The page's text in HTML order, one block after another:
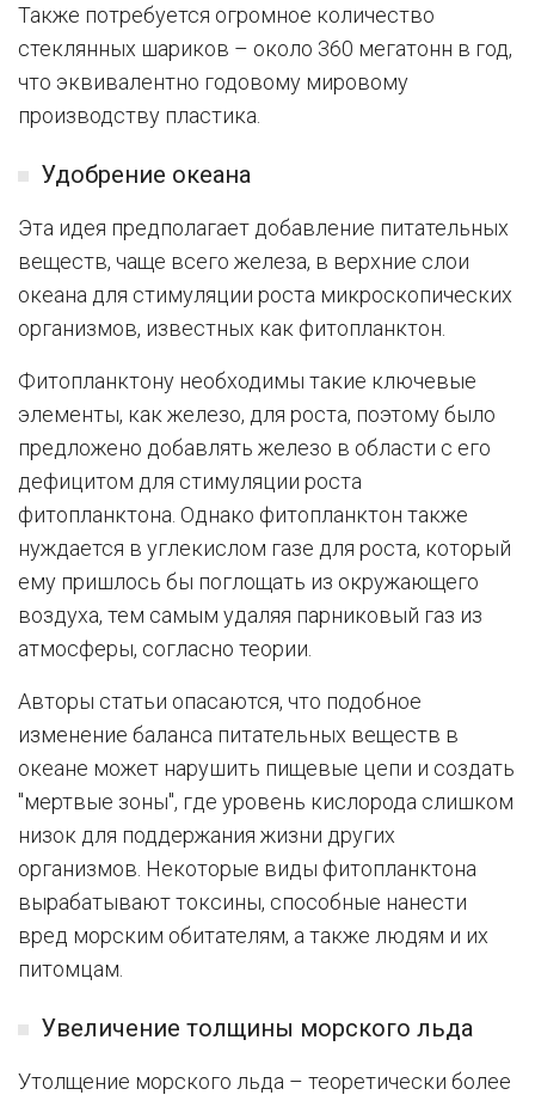
Также потребуется огромное количество
стеклянных шариков – около 360 мегатонн в год,
что эквивалентно годовому мировому
производству пластика.
Удобрение океана
Эта идея предполагает добавление питательных
веществ, чаще всего железа, в верхние слои
океана для стимуляции роста микроскопических
организмов, известных как фитопланктон.
Фитопланктону необходимы такие ключевые
элементы, как железо, для роста, поэтому было
предложено добавлять железо в области с его
дефицитом для стимуляции роста
фитопланктона. Однако фитопланктон также
нуждается в углекислом газе для роста, который
ему пришлось бы поглощать из окружающего
воздуха, тем самым удаляя парниковый газ из
атмосферы, согласно теории.
Авторы статьи опасаются, что подобное
изменение баланса питательных веществ в
океане может нарушить пищевые цепи и создать
"мертвые зоны", где уровень кислорода слишком
низок для поддержания жизни других
организмов. Некоторые виды фитопланктона
вырабатывают токсины, способные нанести
вред морским обитателям, а также людям и их
питомцам.
Увеличение толщины морского льда
Утолщение морского льда – теоретически более